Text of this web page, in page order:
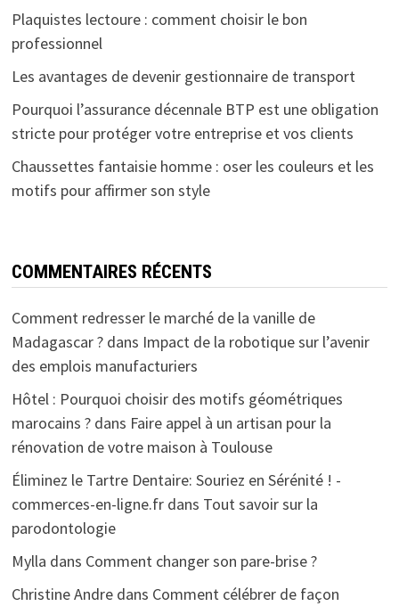
Plaquistes lectoure : comment choisir le bon
professionnel
Les avantages de devenir gestionnaire de transport
Pourquoi l’assurance décennale BTP est une obligation
stricte pour protéger votre entreprise et vos clients
Chaussettes fantaisie homme : oser les couleurs et les
motifs pour affirmer son style
COMMENTAIRES RÉCENTS
Comment redresser le marché de la vanille de
Madagascar ?dans Impact de la robotique sur l’avenir
des emplois manufacturiers
Hôtel : Pourquoi choisir des motifs géométriques
marocains ?dans Faire appel à un artisan pour la
rénovation de votre maison à Toulouse
Éliminez le Tartre Dentaire: Souriez en Sérénité ! -
commerces-en-ligne.frdans Tout savoir sur la
parodontologie
Mylla dans Comment changer son pare-brise ?
Christine Andredans Comment célébrer de façon